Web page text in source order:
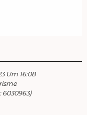
Um 16:08
6030963)